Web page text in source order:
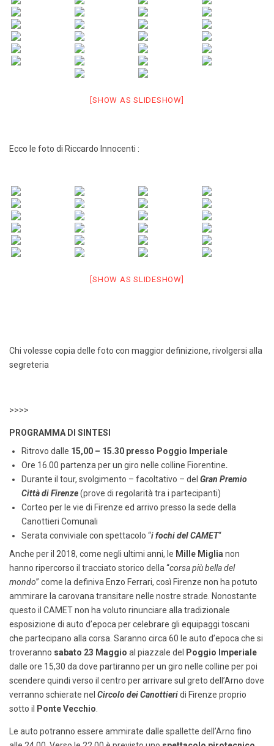
[SHOW AS SLIDESHOW]
Ecco le foto di Riccardo Innocenti :
[SHOW AS SLIDESHOW]
Chi volesse copia delle foto con maggior definizione, rivolgersi alla
segreteria
>>>>
PROGRAMMA DI SINTESI
Ritrovo dalle 15,00 – 15.30 presso Poggio Imperiale
Ore 16.00 partenza per un giro nelle colline Fiorentine.
Durante il tour, svolgimento – facoltativo – del Gran Premio
Città di Firenze(prove di regolarità tra i partecipanti)
Corteo per le vie di Firenze ed arrivo presso la sede della
Canottieri Comunali
Serata conviviale con spettacolo “i fochi del CAMET“
Anche per il 2018, come negli ultimi anni, le Mille Miglia non
hanno ripercorso il tracciato storico della “corsa più bella del
mondo” come la definiva Enzo Ferrari, così Firenze non ha potuto
ammirare la carovana transitare nelle nostre strade. Nonostante
questo il CAMET non ha voluto rinunciare alla tradizionale
esposizione di auto d’epoca per celebrare gli equipaggi toscani
che partecipano alla corsa. Saranno circa 60 le auto d’epoca che si
troveranno sabato 23 Maggio al piazzale del
Poggio Imperiale
dalle ore 15,30 da dove partiranno per un giro nelle colline per poi
scendere quindi verso il centro per arrivare sul greto dell’Arno dove
verranno schierate nel Circolo dei Canottieridi Firenze proprio
sotto il
Ponte Vecchio
Le auto potranno essere ammirate dalle spallette dell’Arno fino